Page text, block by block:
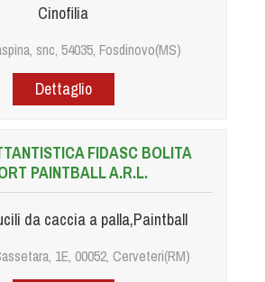
Cinofilia
snc, 54035, Fosdinovo(MS)
Dettaglio
FIDASC BOLITA
PAINTBALL A.R.L.
da caccia a palla,Paintball
1E, 00052, Cerveteri(RM)